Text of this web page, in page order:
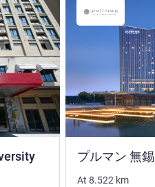
プルマン 無
At 8.522 km